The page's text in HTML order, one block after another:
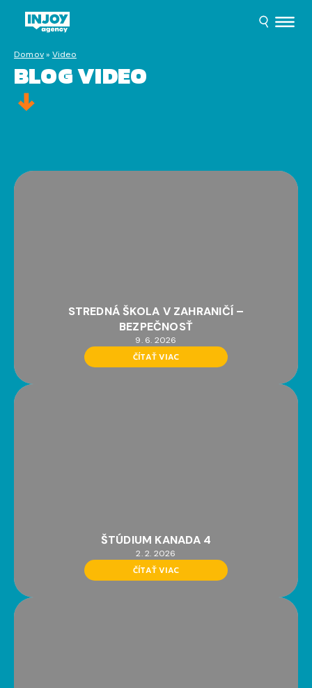
Domov» Video
BLOG VIDEO
STREDNÁ ŠKOLA V ZAHRANIČÍ –
BEZPEČNOSŤ
9. 6. 2026
ČÍTAŤ VIAC
ŠTÚDIUM KANADA 4
2. 2. 2026
ČÍTAŤ VIAC